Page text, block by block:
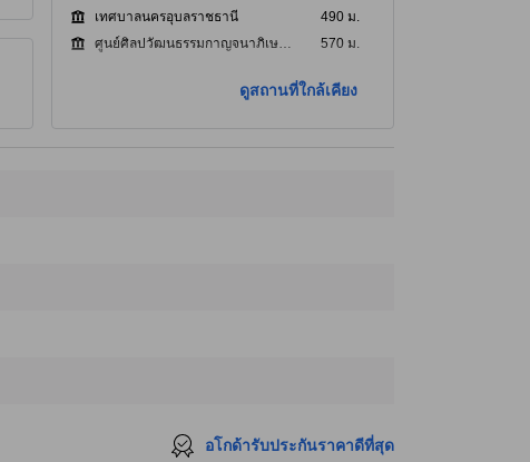
เทศบาลนครอุบลราชธานี
490 ม.
ศูนย์ศิลปวัฒนธรรมกาญจนาภิเษกอุบลราชธานี
570 ม.
700 ม.
ดูสถานที่ใกล้เคียง
อโกด้ารับประกันราคาดีที่สุด